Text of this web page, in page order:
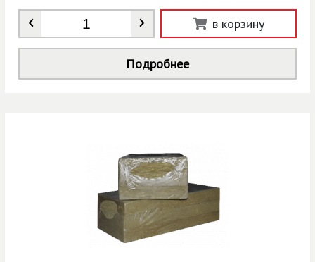
Количество в корзину
Подробнее